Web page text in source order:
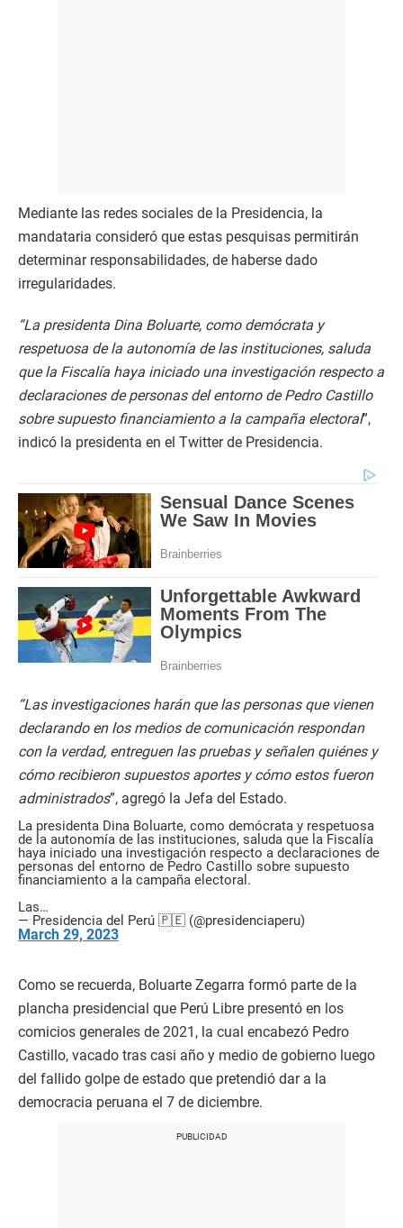
Mediante las redes sociales de la Presidencia, la
mandataria consideró que estas pesquisas permitirán
determinar responsabilidades, de haberse dado
irregularidades.
“La presidenta Dina Boluarte, como demócrata y
respetuosa de la autonomía de las instituciones, saluda
que la Fiscalía haya iniciado una investigación respecto a
declaraciones de personas del entorno de Pedro Castillo
sobre supuesto financiamiento a la campaña electoral”,
indicó la presidenta en el Twitter de Presidencia.
“Las investigaciones harán que las personas que vienen
declarando en los medios de comunicación respondan
con la verdad, entreguen las pruebas y señalen quiénes y
cómo recibieron supuestos aportes y cómo estos fueron
administrados”, agregó la Jefa del Estado.
La presidenta Dina Boluarte, como demócrata y respetuosa
de la autonomía de las instituciones, saluda que la Fiscalía
haya iniciado una investigación respecto a declaraciones de
personas del entorno de Pedro Castillo sobre supuesto
financiamiento a la campaña electoral.
Las…
— Presidencia del Perú 🇵🇪 (@presidenciaperu)
March 29, 2023
Como se recuerda, Boluarte Zegarra formó parte de la
plancha presidencial que Perú Libre presentó en los
comicios generales de 2021, la cual encabezó Pedro
Castillo, vacado tras casi año y medio de gobierno luego
del fallido golpe de estado que pretendió dar a la
democracia peruana el 7 de diciembre.